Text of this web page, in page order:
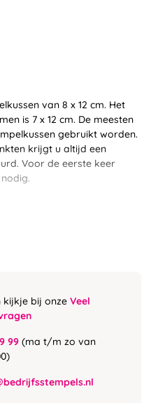
van 8 x 12 cm. Het
is 7 x 12 cm. De meesten
gebruikt worden.
krijgt u altijd een
Voor de eerste keer
kijkje bij onze Veel
99 (ma t/m zo van